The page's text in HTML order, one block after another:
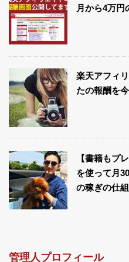
月から4万円
楽天アフィ
たの報酬を
【書籍もプ
を使って月
の稼ぎの仕
管理人プロフィール